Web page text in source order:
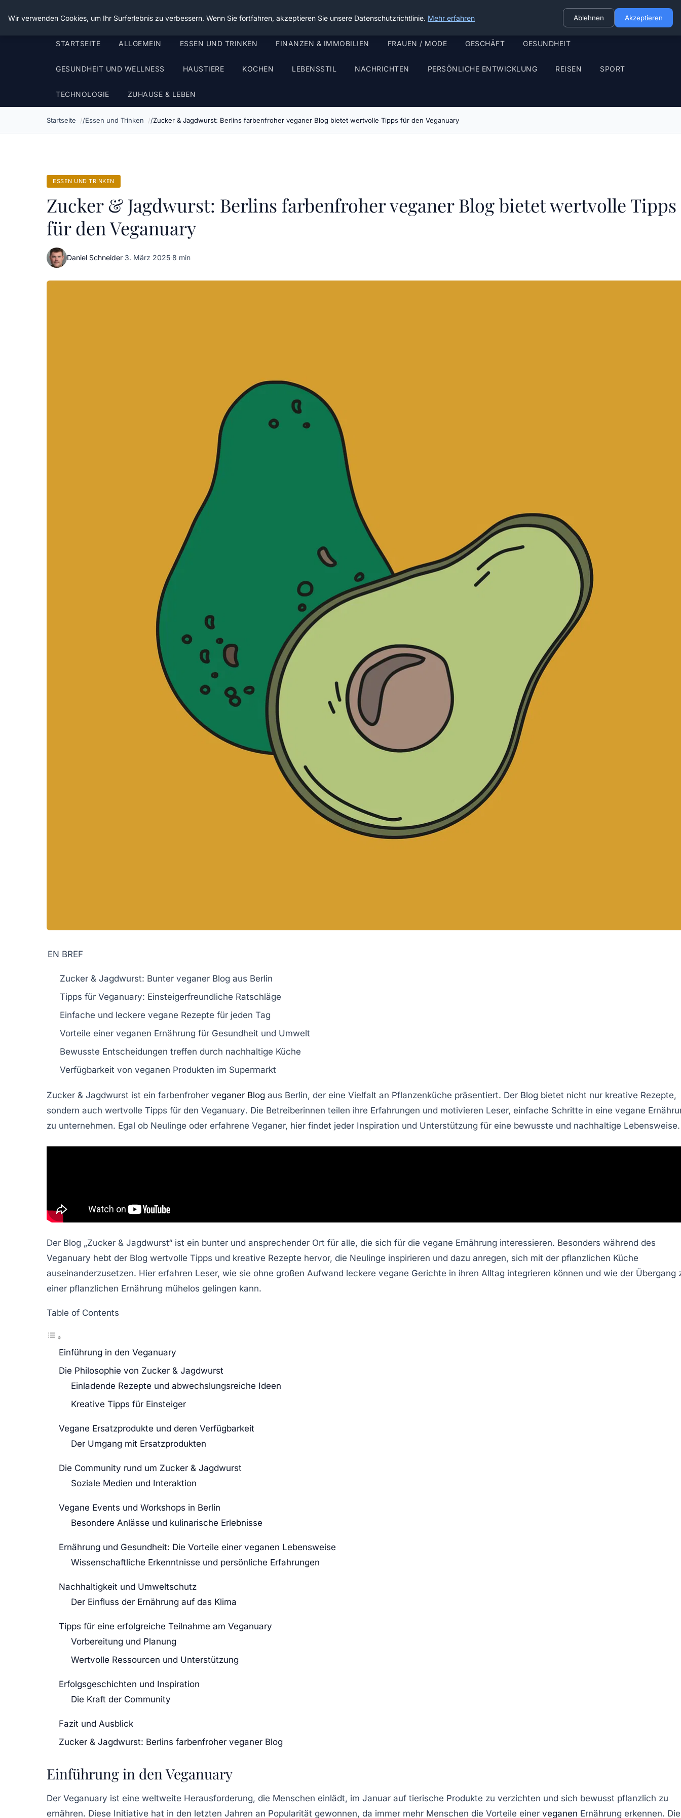
Die Schnitter
STARTSEITE ALLGEMEIN ESSEN UND TRINKEN FINANZEN & IMMOBILIEN FRAUEN / MODE GESCHÄFT GESUNDHEIT
GESUNDHEIT UND WELLNESS HAUSTIERE KOCHEN LEBENSSTIL NACHRICHTEN PERSÖNLICHE ENTWICKLUNG REISEN SPORT
TECHNOLOGIE ZUHAUSE & LEBEN
Startseite Essen und Trinken Zucker & Jagdwurst: Berlins farbenfroher veganer Blog bietet wertvolle Tipps für den Veganuary
ESSEN UND TRINKEN
Zucker & Jagdwurst: Berlins farbenfroher veganer Blog bietet wertvolle Tipps
für den Veganuary
Daniel Schneider·3. März 2025·8 min
EN BREF
Zucker & Jagdwurst: Bunter veganer Blog aus Berlin
Tipps für Veganuary: Einsteigerfreundliche Ratschläge
Einfache und leckere vegane Rezepte für jeden Tag
Vorteile einer veganen Ernährung für Gesundheit und Umwelt
Bewusste Entscheidungen treffen durch nachhaltige Küche
Verfügbarkeit von veganen Produkten im Supermarkt
Zucker & Jagdwurst ist ein farbenfroher veganer Blog aus Berlin, der eine Vielfalt an Pflanzenküche präsentiert. Der Blog bietet nicht nur kreative Rezepte,
sondern auch wertvolle Tipps für den Veganuary. Die Betreiberinnen teilen ihre Erfahrungen und motivieren Leser, einfache Schritte in eine vegane
zu unternehmen. Egal ob Neulinge oder erfahrene Veganer, hier findet jeder Inspiration und Unterstützung für eine bewusste und nachhaltige Lebensweise.
Der Blog „Zucker & Jagdwurst“ ist ein bunter und ansprechender Ort für alle, die sich für die vegane Ernährung interessieren. Besonders während des
Veganuary hebt der Blog wertvolle Tipps und kreative Rezepte hervor, die Neulinge inspirieren und dazu anregen, sich mit der pflanzlichen Küche
auseinanderzusetzen. Hier erfahren Leser, wie sie ohne großen Aufwand leckere vegane Gerichte in ihren Alltag integrieren können und wie der Übergang
einer pflanzlichen Ernährung mühelos gelingen kann.
Table of Contents
Einführung in den Veganuary
Die Philosophie von Zucker & Jagdwurst
Einladende Rezepte und abwechslungsreiche Ideen
Kreative Tipps für Einsteiger
Vegane Ersatzprodukte und deren Verfügbarkeit
Der Umgang mit Ersatzprodukten
Die Community rund um Zucker & Jagdwurst
Soziale Medien und Interaktion
Vegane Events und Workshops in Berlin
Besondere Anlässe und kulinarische Erlebnisse
Ernährung und Gesundheit: Die Vorteile einer veganen Lebensweise
Wissenschaftliche Erkenntnisse und persönliche Erfahrungen
Nachhaltigkeit und Umweltschutz
Der Einfluss der Ernährung auf das Klima
Tipps für eine erfolgreiche Teilnahme am Veganuary
Vorbereitung und Planung
Wertvolle Ressourcen und Unterstützung
Erfolgsgeschichten und Inspiration
Die Kraft der Community
Fazit und Ausblick
Zucker & Jagdwurst: Berlins farbenfroher veganer Blog
Einführung in den Veganuary
Der Veganuary ist eine weltweite Herausforderung, die Menschen einlädt, im Januar auf tierische Produkte zu verzichten und sich bewusst pflanzlich zu
ernähren. Diese Initiative hat in den letzten Jahren an Popularität gewonnen, da immer mehr Menschen die Vorteile einer veganen Ernährung erkennen. Die
Wir verwenden Cookies, um Ihr Surferlebnis zu verbessern. Wenn Sie fortfahren, akzeptieren Sie unsere Datenschutzrichtlinie. Mehr erfahren Ablehnen Akzeptieren